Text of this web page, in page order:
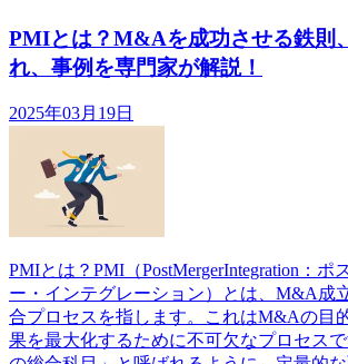
PMIとは？M&Aを成功させる鉄則
れ、事例を専門家が解説！
2025年03月19日
PMIとは？PMI（PostMergerIntegration：ポ
ー・インテグレーション）とは、M&A成
合プロセスを指します。これはM&Aの目
果を最大化するために不可欠なプロセス